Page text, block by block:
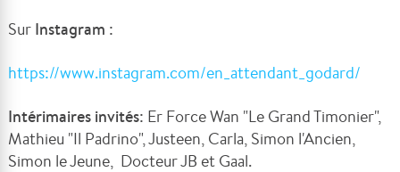
Sur Instagram :
https://www.instagram.com/en_attendant_godard/
Intérimaires invités: Er Force Wan "Le Grand Timonier",
Mathieu "Il Padrino", Justeen, Carla, Simon l'Ancien,
Simon le Jeune, Docteur JB et Gaal.